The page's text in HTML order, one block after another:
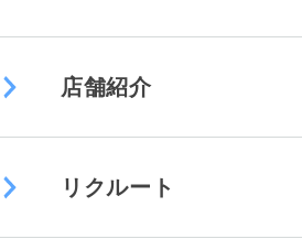
店舗紹介
リクルート